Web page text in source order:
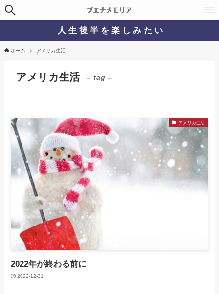
人 生 後 半 を 楽 し み た い
ホーム アメリカ生活
アメリカ生活 – tag –
アメリカ生活
2022年が終わる前に
2022-12-31